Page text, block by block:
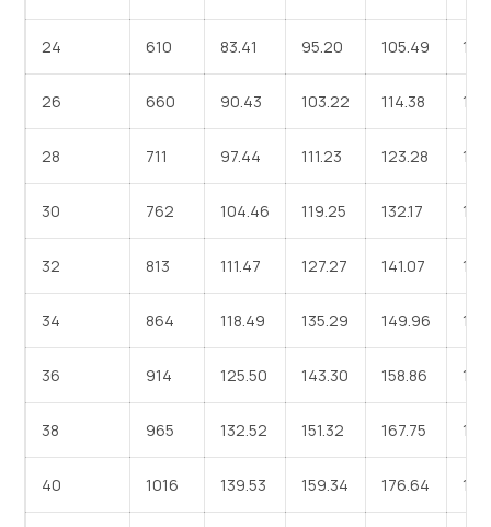
24 610 83.41 95.20 105.49
26 660 90.43 103.22 114.38
28 711 97.44 111.23 123.28
30 762 104.46 119.25 132.17
32 813 111.47 127.27 141.07
34 864 118.49 135.29 149.96
36 914 125.50 143.30 158.86
38 965 132.52 151.32 167.75
40 1016 139.53 159.34 176.64